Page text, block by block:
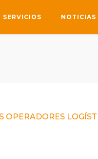
SERVICIOS NOTICIAS
OPERADORES